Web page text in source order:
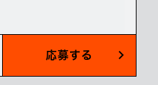
応募する